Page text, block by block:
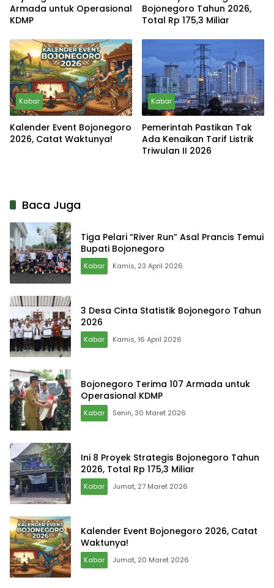
Armada untuk Operasional
KDMP
Bojonegoro Tahun 2026,
Total Rp 175,3 Miliar
Kabar
Kalender Event Bojonegoro
2026, Catat Waktunya!
Kabar
Pemerintah Pastikan Tak
Ada Kenaikan Tarif Listrik
Triwulan II 2026
Baca Juga
Tiga Pelari “River Run” Asal Prancis Temui
Bupati Bojonegoro
Kabar Kamis, 23 April 2026
3 Desa Cinta Statistik Bojonegoro Tahun
2026
Kabar Kamis, 16 April 2026
Bojonegoro Terima 107 Armada untuk
Operasional KDMP
Kabar Senin, 30 Maret 2026
Ini 8 Proyek Strategis Bojonegoro Tahun
2026, Total Rp 175,3 Miliar
Kabar Jumat, 27 Maret 2026
Kalender Event Bojonegoro 2026, Catat
Waktunya!
Kabar Jumat, 20 Maret 2026